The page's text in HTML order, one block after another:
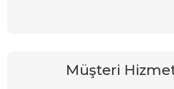
Müşteri